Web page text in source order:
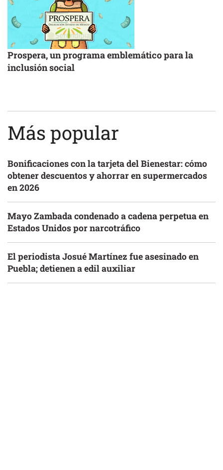
Prospera, un programa emblemático para la
inclusión social
Más popular
Bonificaciones con la tarjeta del Bienestar: cómo
obtener descuentos y ahorrar en supermercados
en 2026
Mayo Zambada condenado a cadena perpetua en
Estados Unidos por narcotráfico
El periodista Josué Martínez fue asesinado en
Puebla; detienen a edil auxiliar